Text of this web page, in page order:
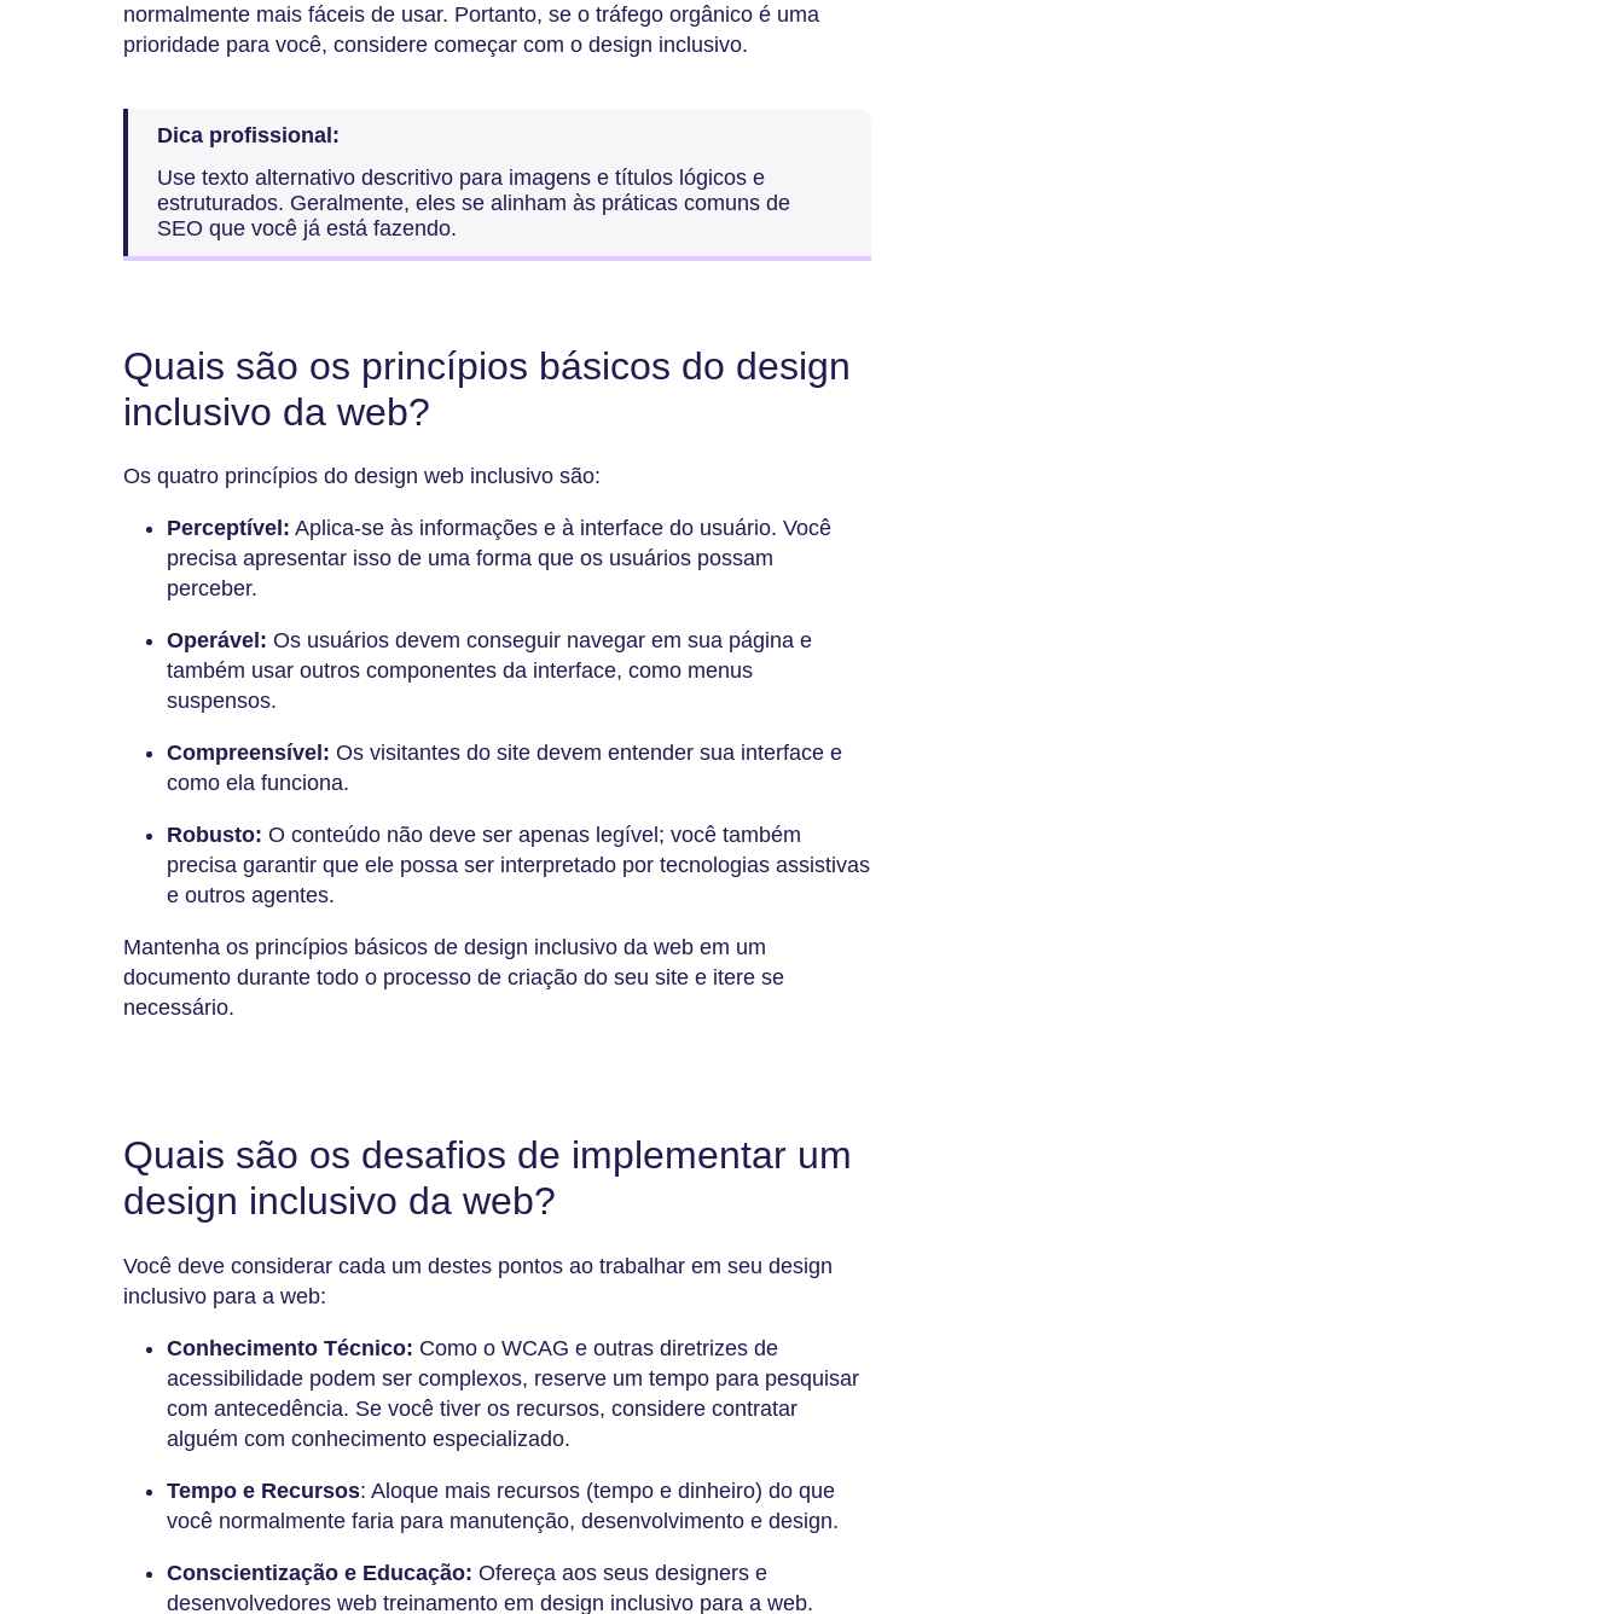
normalmente mais fáceis de usar. Portanto, se o tráfego orgânico é uma
prioridade para você, considere começar com o design inclusivo.
Dica profissional:
Use texto alternativo descritivo para imagens e títulos lógicos e
estruturados. Geralmente, eles se alinham às práticas comuns de
SEO que você já está fazendo.
Quais são os princípios básicos do design
inclusivo da web?
Os quatro princípios do design web inclusivo são:
Perceptível: Aplica-se às informações e à interface do usuário. Você
precisa apresentar isso de uma forma que os usuários possam
perceber.
Operável: Os usuários devem conseguir navegar em sua página e
também usar outros componentes da interface, como menus
suspensos.
Compreensível: Os visitantes do site devem entender sua interface e
como ela funciona.
Robusto: O conteúdo não deve ser apenas legível; você também
precisa garantir que ele possa ser interpretado por tecnologias assistivas
e outros agentes.
Mantenha os princípios básicos de design inclusivo da web em um
documento durante todo o processo de criação do seu site e itere se
necessário.
Quais são os desafios de implementar um
design inclusivo da web?
Você deve considerar cada um destes pontos ao trabalhar em seu design
inclusivo para a web:
Conhecimento Técnico: Como o WCAG e outras diretrizes de
acessibilidade podem ser complexos, reserve um tempo para pesquisar
com antecedência. Se você tiver os recursos, considere contratar
alguém com conhecimento especializado.
Tempo e Recursos: Aloque mais recursos (tempo e dinheiro) do que
você normalmente faria para manutenção, desenvolvimento e design.
Conscientização e Educação: Ofereça aos seus designers e
desenvolvedores web treinamento em design inclusivo para a web.